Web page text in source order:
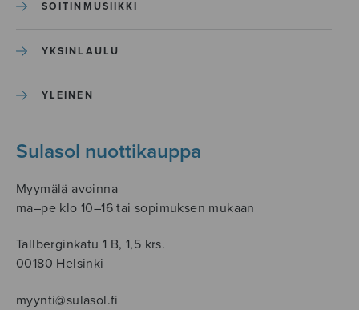
SOITINMUSIIKKI
YKSINLAULU
YLEINEN
Sulasol nuottikauppa
Myymälä avoinna
ma–pe klo 10–16 tai sopimuksen mukaan
Tallberginkatu 1 B, 1,5 krs.
00180 Helsinki
myynti@sulasol.fi